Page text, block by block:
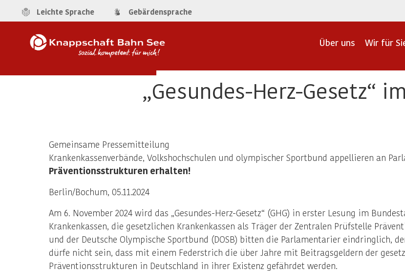
Leichte Sprache Gebärdensprache
Über uns Wir für
„Gesundes-Herz-Gesetz“
Gemeinsame Pressemitteilung
Krankenkassenverbände, Volkshochschulen und olympischer Sportbund appellieren an
Präventionsstrukturen erhalten!
Berlin/Bochum, 05.11.2024
Am 6. November 2024 wird das „Gesundes-Herz-Gesetz“ (GHG) in erster Lesung im
Krankenkassen, die gesetzlichen Krankenkassen als Träger der Zentralen Prüfstelle
und der Deutsche Olympische Sportbund (DOSB) bitten die Parlamentarier eindringlich,
dürfe nicht sein, dass mit einem Federstrich die über Jahre mit Beitragsgeldern der
Präventionsstrukturen in Deutschland in ihrer Existenz gefährdet werden.